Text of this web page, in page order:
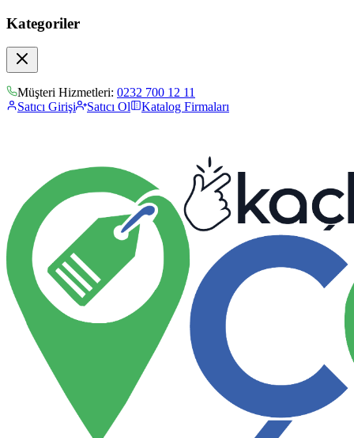
Kategoriler
Müşteri Hizmetleri: 0232 700 12 11
Satıcı Girişi
Satıcı Ol Katalog Firmaları